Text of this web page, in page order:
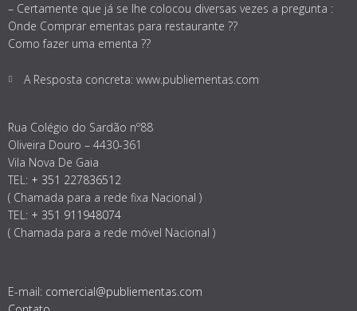
– Certamente que já se lhe colocou diversas vezes a pregunta :
Onde Comprar ementas para restaurante ??
Como fazer uma ementa ??
A Resposta concreta: www.publiementas.com
Rua Colégio do Sardão nº88
Oliveira Douro – 4430-361
Vila Nova De Gaia
TEL: + 351 227836512
( Chamada para a rede fixa Nacional )
TEL: + 351 911948074
( Chamada para a rede móvel Nacional )
E-mail: comercial@publiementas.com